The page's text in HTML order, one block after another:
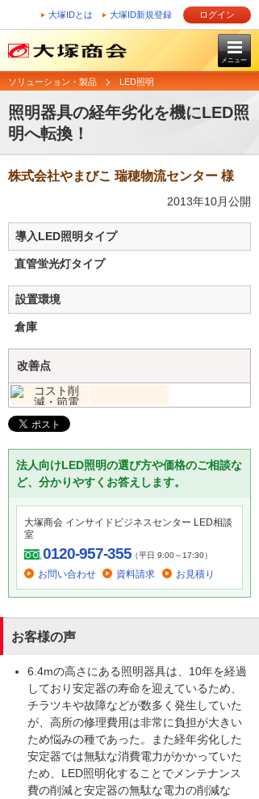
大塚IDとは 大塚ID新規登録 ログイン
メニュー
ソリューション・製品 LED照明
照明器具の経年劣化を機にLED照
明へ転換！
株式会社やまびこ 瑞穂物流センター 様
2013年10月公開
導入LED照明タイプ
直管蛍光灯タイプ
設置環境
倉庫
改善点
法人向けLED照明の選び方や価格のご相談な
ど、分かりやすくお答えします。
大塚商会 インサイドビジネスセンター LED相談
室
0120-957-355（平日 9:00～17:30）
お問い合わせ 資料請求 お見積り
お客様の声
6.4mの高さにある照明器具は、10年を経過
しており安定器の寿命を迎えているため、
チラツキや故障などが数多く発生していた
が、高所の修理費用は非常に負担が大きい
ため悩みの種であった。また経年劣化した
安定器では無駄な消費電力がかかっていた
ため、LED照明化することでメンテナンス
費の削減と安定器の無駄な電力の削減な